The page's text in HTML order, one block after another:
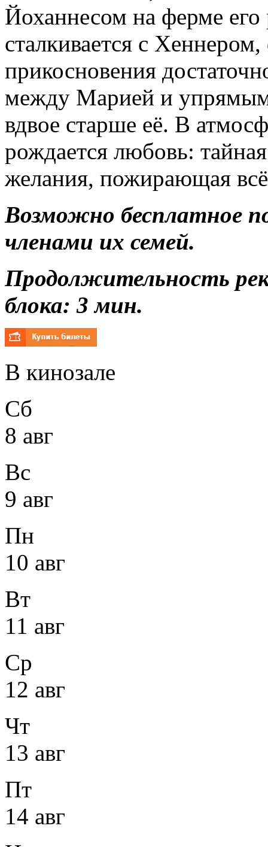
Йоханнесом на ферме его
сталкивается с
прикосновения
между Марией и
вдвое старше её. В
рождается любовь:
желания, пожирающая
Возможно бесплатное
членами их семей.
Продолжительность
блока: 3 мин.
В кинозале
Сб
8 авг
Вс
9 авг
Пн
10 авг
Вт
11 авг
Ср
12 авг
Чт
13 авг
Пт
14 авг